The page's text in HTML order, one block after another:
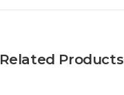
Related Products